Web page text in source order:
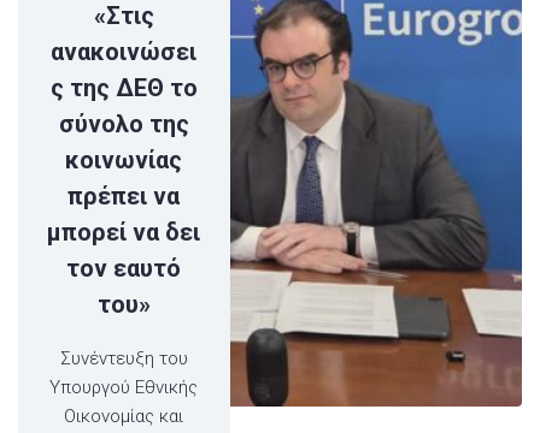
«Στις
ανακοινώσει
ς της ΔΕΘ το
σύνολο της
κοινωνίας
πρέπει να
μπορεί να δει
τον εαυτό
του»
Συνέντευξη του
Υπουργού Εθνικής
Οικονομίας και